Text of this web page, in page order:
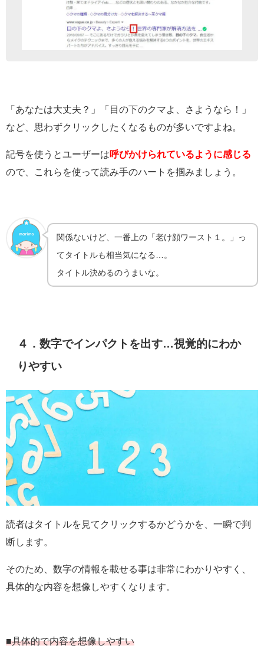
「あなたは大丈夫？」「目の下のクマよ、さようなら！」
など、思わずクリックしたくなるものが多いですよね。
記号を使うとユーザーは呼びかけられているように感じる
ので、これらを使って読み手のハートを掴みましょう。
関係ないけど、一番上の「老け顔ワースト１。」っ
てタイトルも相当気になる…。
タイトル決めるのうまいな。
４．数字でインパクトを出す…視覚的にわか
りやすい
読者はタイトルを見てクリックするかどうかを、一瞬で判
断します。
そのため、数字の情報を載せる事は非常にわかりやすく、
具体的な内容を想像しやすくなります。
■具体的で内容を想像しやすい